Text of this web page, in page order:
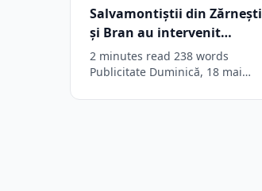
Salvamontiștii din Zărnești
și Bran au intervenit
pentru un motociclist
accidentat în zona
2 minutes read 238 words
Publicitate Duminică, 18 mai
și Bran…